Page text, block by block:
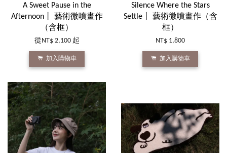
A Sweet Pause in the
Afternoon丨 藝術微噴畫作
（含框）
從 NT$ 2,100 起
加入購物車
Silence Where the Stars
Settle丨 藝術微噴畫作（含
框）
NT$ 1,800
加入購物車